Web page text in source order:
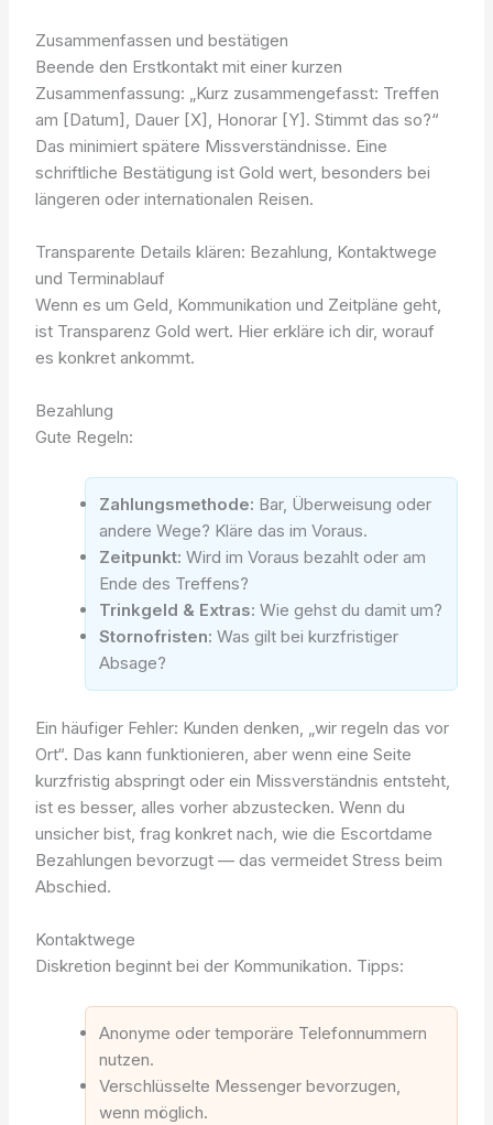
Zusammenfassen und bestätigen
Beende den Erstkontakt mit einer kurzen
Zusammenfassung: „Kurz zusammengefasst: Treffen
am [Datum], Dauer [X], Honorar [Y]. Stimmt das so?“
Das minimiert spätere Missverständnisse. Eine
schriftliche Bestätigung ist Gold wert, besonders bei
längeren oder internationalen Reisen.
Transparente Details klären: Bezahlung, Kontaktwege
und Terminablauf
Wenn es um Geld, Kommunikation und Zeitpläne geht,
ist Transparenz Gold wert. Hier erkläre ich dir, worauf
es konkret ankommt.
Bezahlung
Gute Regeln:
Zahlungsmethode: Bar, Überweisung oder
andere Wege? Kläre das im Voraus.
Zeitpunkt: Wird im Voraus bezahlt oder am
Ende des Treffens?
Trinkgeld & Extras: Wie gehst du damit um?
Stornofristen: Was gilt bei kurzfristiger
Absage?
Ein häufiger Fehler: Kunden denken, „wir regeln das vor
Ort“. Das kann funktionieren, aber wenn eine Seite
kurzfristig abspringt oder ein Missverständnis entsteht,
ist es besser, alles vorher abzustecken. Wenn du
unsicher bist, frag konkret nach, wie die Escortdame
Bezahlungen bevorzugt — das vermeidet Stress beim
Abschied.
Kontaktwege
Diskretion beginnt bei der Kommunikation. Tipps:
Anonyme oder temporäre Telefonnummern
nutzen.
Verschlüsselte Messenger bevorzugen,
wenn möglich.